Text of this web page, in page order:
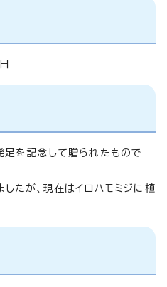
足を記念して贈られたもので
たが、現在はイロハモミジに植